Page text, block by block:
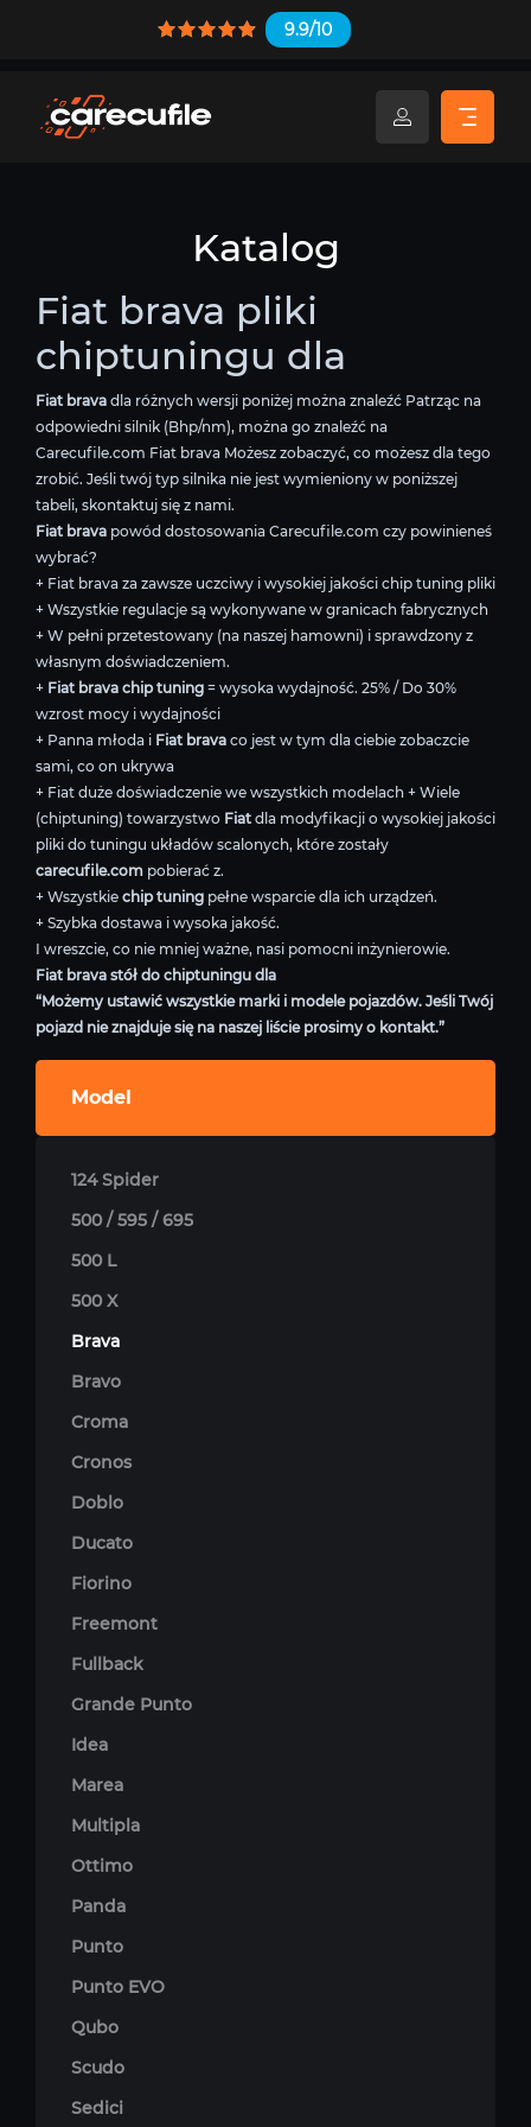
9.9/10
Katalog
Fiat brava pliki
chiptuningu dla
Fiat brava dla różnych wersji poniżej można znaleźć Patrząc na
odpowiedni silnik (Bhp/nm), można go znaleźć na
Carecufile.com Fiat brava Możesz zobaczyć, co możesz dla tego
zrobić. Jeśli twój typ silnika nie jest wymieniony w poniższej
tabeli, skontaktuj się z nami.
Fiat brava powód dostosowania Carecufile.com czy powinieneś
wybrać?
+ Fiat brava za zawsze uczciwy i wysokiej jakości chip tuning pliki
+ Wszystkie regulacje są wykonywane w granicach fabrycznych
+ W pełni przetestowany (na naszej hamowni) i sprawdzony z
własnym doświadczeniem.
+ Fiat brava chip tuning = wysoka wydajność. 25% / Do 30%
wzrost mocy i wydajności
+ Panna młoda i Fiat brava co jest w tym dla ciebie zobaczcie
sami, co on ukrywa
+ Fiat duże doświadczenie we wszystkich modelach + Wiele
(chiptuning) towarzystwo Fiat dla modyfikacji o wysokiej jakości
pliki do tuningu układów scalonych, które zostały
carecufile.com pobierać z.
+ Wszystkie chip tuning pełne wsparcie dla ich urządzeń.
+ Szybka dostawa i wysoka jakość.
I wreszcie, co nie mniej ważne, nasi pomocni inżynierowie.
Fiat brava stół do chiptuningu dla
“Możemy ustawić wszystkie marki i modele pojazdów. Jeśli Twój
pojazd nie znajduje się na naszej liście prosimy o kontakt.”
Model
124 Spider
500 / 595 / 695
500 L
500 X
Brava
Bravo
Croma
Cronos
Doblo
Ducato
Fiorino
Freemont
Fullback
Grande Punto
Idea
Marea
Multipla
Ottimo
Panda
Punto
Punto EVO
Qubo
Scudo
Sedici